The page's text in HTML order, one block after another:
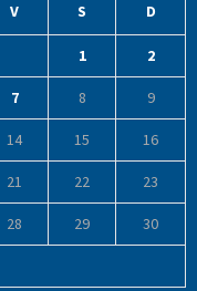
V S D
1 2
7 8 9
14 15 16
21 22 23
28 29 30